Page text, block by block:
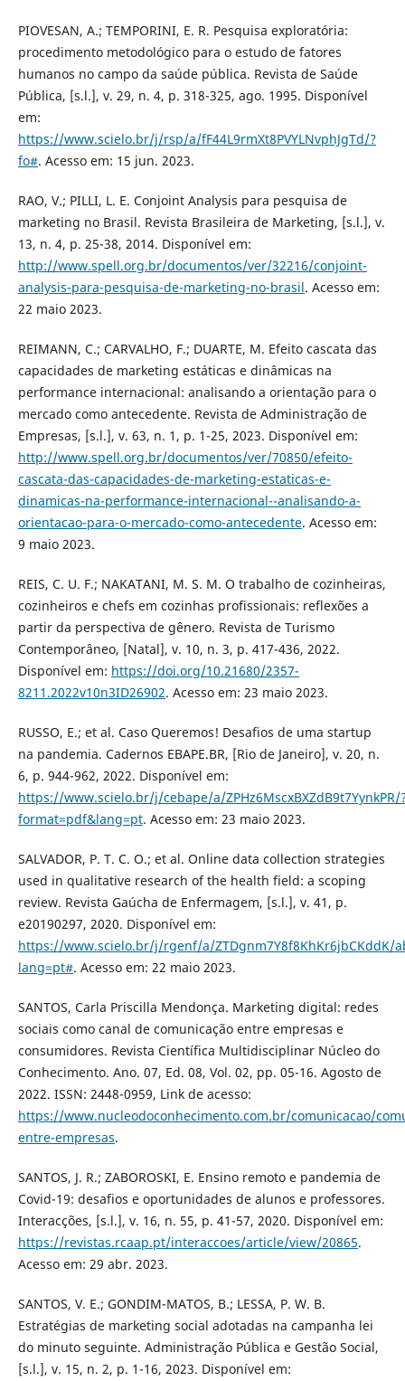
PIOVESAN, A.; TEMPORINI, E. R. Pesquisa exploratória:
procedimento metodológico para o estudo de fatores
humanos no campo da saúde pública. Revista de Saúde
Pública, [s.l.], v. 29, n. 4, p. 318-325, ago. 1995. Disponível
em:
https://www.scielo.br/j/rsp/a/fF44L9rmXt8PVYLNvphJgTd/?
fo#. Acesso em: 15 jun. 2023.
RAO, V.; PILLI, L. E. Conjoint Analysis para pesquisa de
marketing no Brasil. Revista Brasileira de Marketing, [s.l.], v.
13, n. 4, p. 25-38, 2014. Disponível em:
http://www.spell.org.br/documentos/ver/32216/conjoint-
analysis-para-pesquisa-de-marketing-no-brasil. Acesso em:
22 maio 2023.
REIMANN, C.; CARVALHO, F.; DUARTE, M. Efeito cascata das
capacidades de marketing estáticas e dinâmicas na
performance internacional: analisando a orientação para o
mercado como antecedente. Revista de Administração de
Empresas, [s.l.], v. 63, n. 1, p. 1-25, 2023. Disponível em:
http://www.spell.org.br/documentos/ver/70850/efeito-
cascata-das-capacidades-de-marketing-estaticas-e-
dinamicas-na-performance-internacional--analisando-a-
orientacao-para-o-mercado-como-antecedente. Acesso em:
9 maio 2023.
REIS, C. U. F.; NAKATANI, M. S. M. O trabalho de cozinheiras,
cozinheiros e chefs em cozinhas profissionais: reflexões a
partir da perspectiva de gênero. Revista de Turismo
Contemporâneo, [Natal], v. 10, n. 3, p. 417-436, 2022.
Disponível em: https://doi.org/10.21680/2357-
8211.2022v10n3ID26902. Acesso em: 23 maio 2023.
RUSSO, E.; et al. Caso Queremos! Desafios de uma startup
na pandemia. Cadernos EBAPE.BR, [Rio de Janeiro], v. 20, n.
6, p. 944-962, 2022. Disponível em:
https://www.scielo.br/j/cebape/a/ZPHz6MscxBXZdB9t7YynkPR/
format=pdf&lang=pt. Acesso em: 23 maio 2023.
SALVADOR, P. T. C. O.; et al. Online data collection strategies
used in qualitative research of the health field: a scoping
review. Revista Gaúcha de Enfermagem, [s.l.], v. 41, p.
e20190297, 2020. Disponível em:
https://www.scielo.br/j/rgenf/a/ZTDgnm7Y8f8KhKr6jbCKddK/
lang=pt#. Acesso em: 22 maio 2023.
SANTOS, Carla Priscilla Mendonça. Marketing digital: redes
sociais como canal de comunicação entre empresas e
consumidores. Revista Científica Multidisciplinar Núcleo do
Conhecimento. Ano. 07, Ed. 08, Vol. 02, pp. 05-16. Agosto de
2022. ISSN: 2448-0959, Link de acesso:
https://www.nucleodoconhecimento.com.br/comunicacao/
entre-empresas.
SANTOS, J. R.; ZABOROSKI, E. Ensino remoto e pandemia de
Covid-19: desafios e oportunidades de alunos e professores.
Interacções, [s.l.], v. 16, n. 55, p. 41-57, 2020. Disponível em:
https://revistas.rcaap.pt/interaccoes/article/view/20865.
Acesso em: 29 abr. 2023.
SANTOS, V. E.; GONDIM-MATOS, B.; LESSA, P. W. B.
Estratégias de marketing social adotadas na campanha lei
do minuto seguinte. Administração Pública e Gestão Social,
[s.l.], v. 15, n. 2, p. 1-16, 2023. Disponível em: